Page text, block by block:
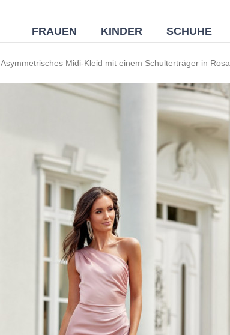
FRAUEN KINDER SCHUHE
Asymmetrisches Midi-Kleid mit einem Schulterträger in Rosa